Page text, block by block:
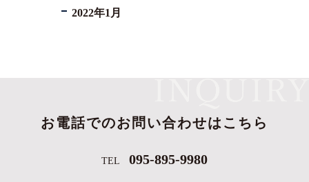
2022年1月
お電話でのお問い合わせはこちら
TEL 095-895-9980